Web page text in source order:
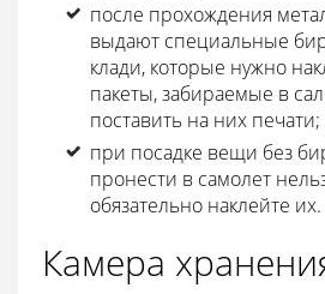
после прохождения
выдают специальные
клади, которые нужно
пакеты, забираемые в
поставить на них печати;
при посадке вещи без
пронести в самолет
обязательно наклейте их.
Камера